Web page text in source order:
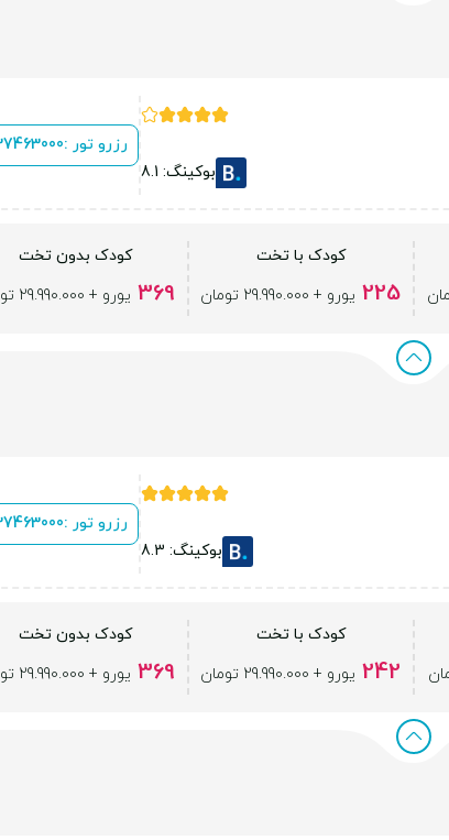
بوکینگ: 8.1
رزرو تور :
کودک با تخت
225 یورو + 29.990.000 تومان
کودک بدون تخت
369 یورو + 29.990.000 تومان
بوکینگ: 8.3
رزرو تور :
کودک با تخت
242 یورو + 29.990.000 تومان
کودک بدون تخت
369 یورو + 29.990.000 تومان